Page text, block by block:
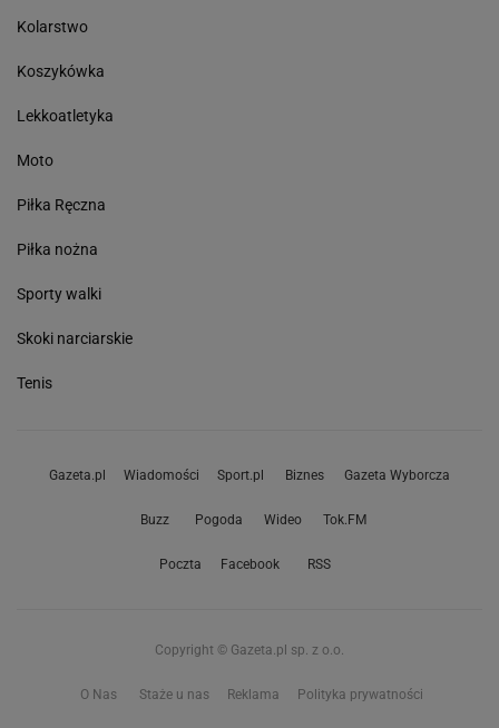
Kolarstwo
Koszykówka
Lekkoatletyka
Moto
Piłka Ręczna
Piłka nożna
Sporty walki
Skoki narciarskie
Tenis
Gazeta.pl Wiadomości Sport.pl Biznes Gazeta Wyborcza
Buzz Pogoda Wideo Tok.FM
Poczta Facebook RSS
Copyright © Gazeta.pl sp. z o.o.
O Nas Staże u nas Reklama Polityka prywatności